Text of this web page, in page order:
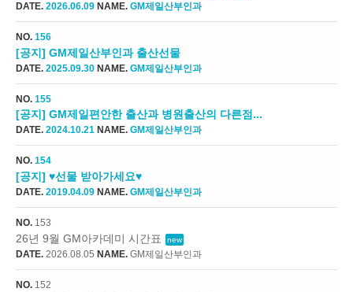
DATE. 2026.06.09 NAME. GM제일산부인과
NO. 156
[공지] GM제일산부인과 출산선물
DATE. 2025.09.30 NAME. GM제일산부인과
NO. 155
[공지] GM제일편안한 출산과 병원출산의 다른점...
DATE. 2024.10.21 NAME. GM제일산부인과
NO. 154
[공지] ♥선물 받아가세요♥
DATE. 2019.04.09 NAME. GM제일산부인과
NO. 153
26년 9월 GM아카데미 시간표 new
DATE. 2026.08.05 NAME. GM제일산부인과
NO. 152